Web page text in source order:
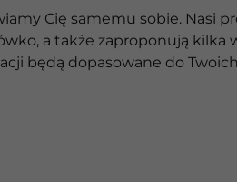
Cię samemu sobie. Nasi
a także zaproponują kilka
będą dopasowane do Twoich